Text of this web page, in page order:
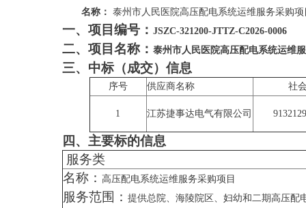
名称： 泰州市人民医院高压配电系统运维服务采购项
一、项目编号： JSZC-321200-JTTZ-C2026-0006
二、项目名称： 泰州市人民医院高压配电系统运维
三、中标（成交）信息
序号 供应商名称 社
1 江苏捷事达电气有限公司
四、主要标的信息
服务类
名称： 高压配电系统运维服务采购项目
服务范围： 提供总院、海陵院区、妇幼和二期高压配